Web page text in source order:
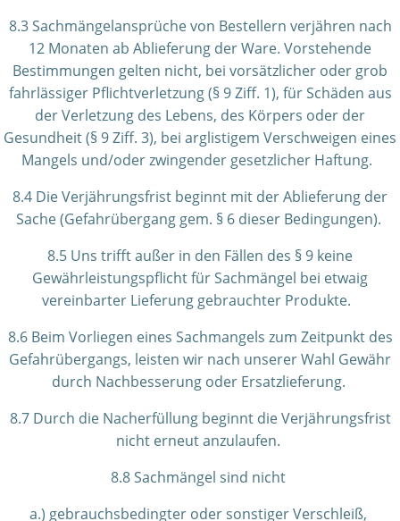
8.3 Sachmängelansprüche von Bestellern verjähren nach
12 Monaten ab Ablieferung der Ware. Vorstehende
Bestimmungen gelten nicht, bei vorsätzlicher oder grob
fahrlässiger Pflichtverletzung (§ 9 Ziff. 1), für Schäden aus
der Verletzung des Lebens, des Körpers oder der
Gesundheit (§ 9 Ziff. 3), bei arglistigem Verschweigen eines
Mangels und/oder zwingender gesetzlicher Haftung.
8.4 Die Verjährungsfrist beginnt mit der Ablieferung der
Sache (Gefahrübergang gem. § 6 dieser Bedingungen).
8.5 Uns trifft außer in den Fällen des § 9 keine
Gewährleistungspflicht für Sachmängel bei etwaig
vereinbarter Lieferung gebrauchter Produkte.
8.6 Beim Vorliegen eines Sachmangels zum Zeitpunkt des
Gefahrübergangs, leisten wir nach unserer Wahl Gewähr
durch Nachbesserung oder Ersatzlieferung.
8.7 Durch die Nacherfüllung beginnt die Verjährungsfrist
nicht erneut anzulaufen.
8.8 Sachmängel sind nicht
a.) gebrauchsbedingter oder sonstiger Verschleiß,